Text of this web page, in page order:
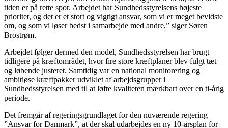
tiden er på rette spor. Arbejdet har Sundhedsstyrelsens højeste
prioritet, og det er et stort og vigtigt ansvar, som vi er meget bevidste
om, og som vi løser bedst i samarbejde med andre,” siger Søren
Brostrøm.
Arbejdet følger dermed den model, Sundhedsstyrelsen har brugt
tidligere på kræftområdet, hvor fire store kræftplaner blev fulgt tæt
og løbende justeret. Samtidig var en national monitorering og
ambitiøse kræftpakker udviklet af arbejdsgrupper i
Sundhedsstyrelsen med til at løfte kvaliteten mærkbart over en ti-årig
periode.
Det fremgår af regeringsgrundlaget for den nuværende regering
”Ansvar for Danmark”, at der skal udarbejdes en ny 10-årsplan for